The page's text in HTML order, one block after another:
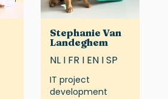
Stephanie Van
Landeghem
NL I FR I EN I SP
IT project
development